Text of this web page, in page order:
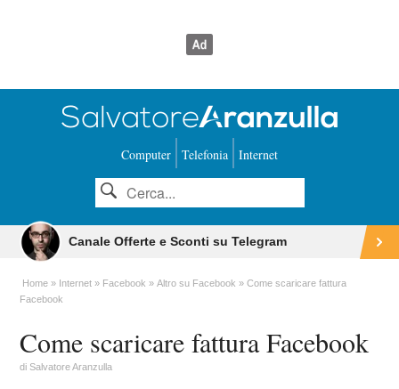
Computer Telefonia Internet
Canale Offerte e Sconti su Telegram
Home Internet Facebook Altro su Facebook
Come scaricare fattura
Facebook
Come scaricare fattura Facebook
diSalvatore Aranzulla